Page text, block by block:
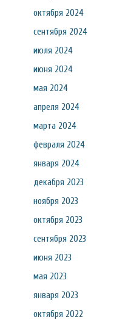
октября 2024
сентября 2024
июля 2024
июня 2024
мая 2024
апреля 2024
марта 2024
февраля 2024
января 2024
декабря 2023
ноября 2023
октября 2023
сентября 2023
июня 2023
мая 2023
января 2023
октября 2022